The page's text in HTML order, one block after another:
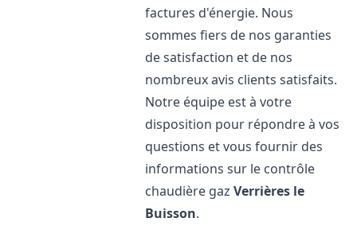
factures d'énergie. Nous
sommes fiers de nos garanties
de satisfaction et de nos
nombreux avis clients satisfaits.
Notre équipe est à votre
disposition pour répondre à vos
questions et vous fournir des
informations sur le contrôle
chaudière gazVerrières le
Buisson.